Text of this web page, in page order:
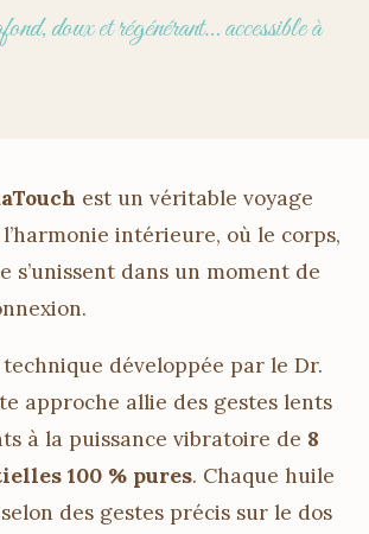
doux et régénérant… accessible à
est un véritable voyage
intérieure, où le corps,
s’unissent dans un moment de
développée par le Dr.
approche allie des gestes lents
à la puissance vibratoire de 8
100 % pures. Chaque huile
des gestes précis sur le dos